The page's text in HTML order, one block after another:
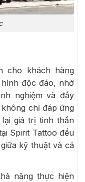
cho khách hàng
độc đáo, nhờ
nghiệm và đầy
chỉ đáp ứng
giá trị tinh thần
Spirit Tattoo đều
kỹ thuật và cá
năng thực hiện